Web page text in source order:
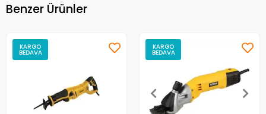
Benzer Ürünler
KARGO
BEDAVA
KARGO
BEDAVA